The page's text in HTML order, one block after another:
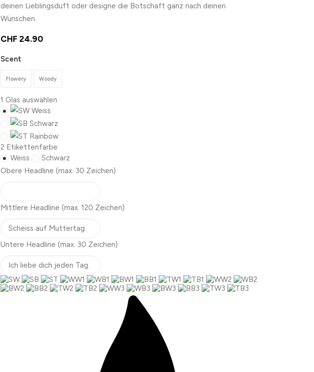
deinen Lieblingsduft oder designe die Botschaft ganz nach deinen
Wünschen.
CHF 24.90
Scent
Flowery Woody
1 Glas auswählen
Weiss
Schwarz
Rainbow
2 Etikettenfarbe
Weiss
Schwarz
Obere Headline (max. 30 Zeichen)
Mittlere Headline (max. 120 Zeichen)
Untere Headline (max. 30 Zeichen)